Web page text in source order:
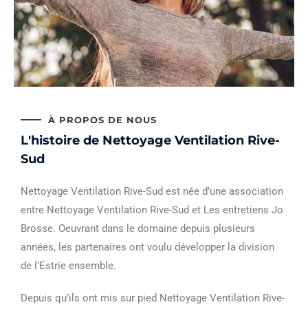
À PROPOS DE NOUS
L'histoire de Nettoyage Ventilation Rive-
Sud
Nettoyage Ventilation Rive-Sud est née d’une association
entre Nettoyage Ventilation Rive-Sud et Les entretiens Jo
Brosse. Oeuvrant dans le domaine depuis plusieurs
années, les partenaires ont voulu développer la division
de l’Estrie ensemble.
Depuis qu’ils ont mis sur pied Nettoyage Ventilation Rive-